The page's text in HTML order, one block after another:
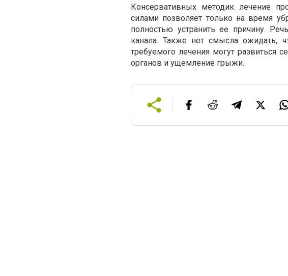
Консервативных методик лечение
силами позволяет только на время
полностью устранить ее причину.
канала. Также нет смысла ожидать,
требуемого лечения могут развиться
органов и ущемление грыжи.